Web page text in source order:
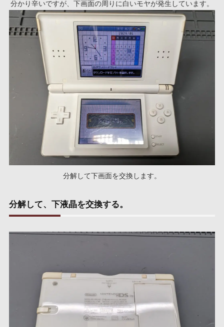
分かり辛いですが、下画面の周りに白いモヤが発生しています。
分解して下画面を交換します。
分解して、下液晶を交換する。